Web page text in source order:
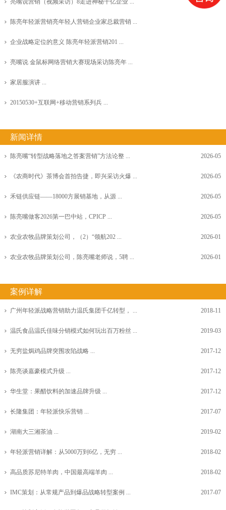
亮嘴说营销（视频采访）8走进神秘千亿企业 ...
陈亮年轻派营销亮年轻人营销企业家总裁营销 ...
企业战略定位的意义 陈亮年轻派营销201 ...
亮嘴说 金鼠标网络营销大赛现场采访陈亮年 ...
家居服演讲 ...
20150530+互联网+移动营销系列兵 ...
新闻详情
陈亮嘴“转型战略落地之答案营销”方法论整 ... 2026-05
《农商时代》茶博会首拍告捷，即兴采访火爆 ... 2026-05
禾链供应链——18000方展销基地，从源 ... 2026-05
陈亮嘴做客2026第一巴中站，CPICP ... 2026-05
农业农牧品牌策划公司，（2）“领航202 ... 2026-01
农业农牧品牌策划公司，陈亮嘴老师说，5聘 ... 2026-01
案例详解
广州年轻派战略营销助力温氏集团千亿转型， ... 2018-11
温氏食品温氏佳味分销模式如何玩出百万粉丝 ... 2019-03
无穷盐焗鸡品牌突围攻陷战略 ... 2017-12
陈亮谈嘉豪模式升级 ... 2017-12
华生堂：果醋饮料的加速品牌升级 ... 2017-12
长隆集团：年轻派快乐营销 ... 2017-07
湖南大三湘茶油 ... 2019-02
年轻派营销详解：从5000万到6亿，无穷 ... 2018-02
高品质苏尼特羊肉，中国最高端羊肉 ... 2018-02
IMC策划：从常规产品到爆品战略转型案例 ... 2017-07